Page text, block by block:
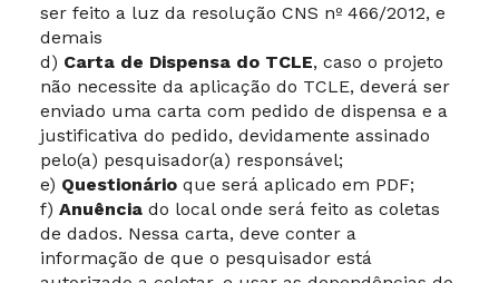
ser feito a luz da resolução CNS nº 466/2012, e
demais
d) Carta de Dispensa do TCLE, caso o projeto
não necessite da aplicação do TCLE, deverá ser
enviado uma carta com pedido de dispensa e a
justificativa do pedido, devidamente assinado
pelo(a) pesquisador(a) responsável;
e) Questionário que será aplicado em PDF;
f) Anuência do local onde será feito as coletas
de dados. Nessa carta, deve conter a
informação de que o pesquisador está